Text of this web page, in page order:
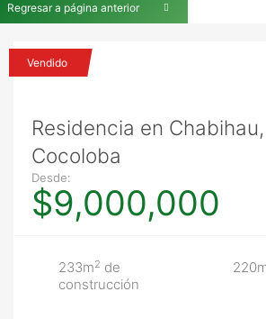
Regresar a página anterior
Vendido
Residencia en
Cocoloba
Desde:
$9,000,000
233m2 de
construcción